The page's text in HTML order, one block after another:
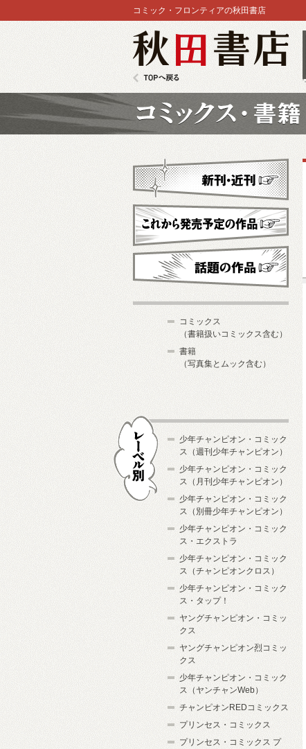
コミック・フロンティアの秋田書店
新刊・近刊
これから発売予定
コミックス
（書籍扱いコミックス含む）
書籍
（写真集とムック含む）
少年チャンピオン・コミック
ス（週刊少年チャンピオン）
少年チャンピオン・コミック
ス（月刊少年チャンピオン）
少年チャンピオン・コミック
ス（別冊少年チャンピオン）
少年チャンピオン・コミック
ス・エクストラ
少年チャンピオン・コミック
ス（チャンピオンクロス）
少年チャンピオン・コミック
ス・タップ！
ヤングチャンピオン・コミッ
クス
ヤングチャンピオン烈コミッ
クス
少年チャンピオン・コミック
ス（ヤンチャンWeb）
チャンピオンREDコミックス
プリンセス・コミックス
プリンセス・コミックス プ